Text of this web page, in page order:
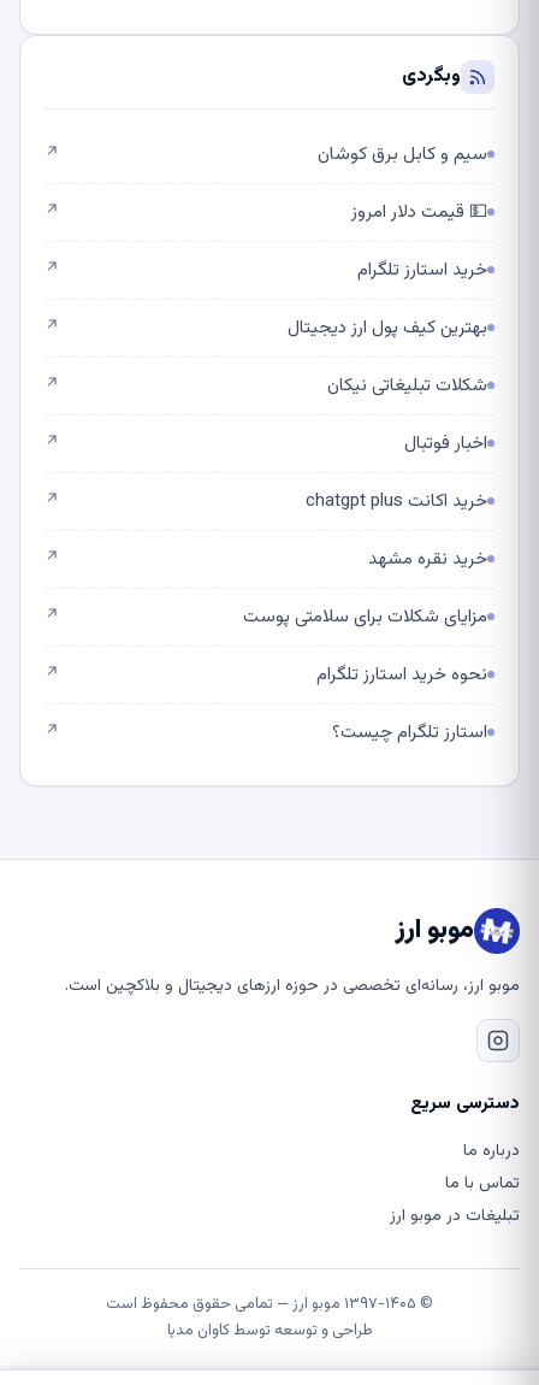
وبگردی
سیم و کابل برق کوشان ↗
💵 قیمت دلار امروز ↗
خرید استارز تلگرام ↗
بهترین کیف پول ارز دیجیتال ↗
شکلات تبلیغاتی نیکان ↗
اخبار فوتبال ↗
خرید اکانت chatgpt plus ↗
خرید نقره مشهد ↗
مزایای شکلات برای سلامتی پوست ↗
نحوه خرید استارز تلگرام ↗
استارز تلگرام چیست؟ ↗
موبو ارز
موبو ارز، رسانه‌ای تخصصی در حوزه ارزهای دیجیتال و بلاکچین است.
دسترسی سریع
درباره ما
تماس با ما
تبلیغات در موبو ارز
© ۱۳۹۷-۱۴۰۵ موبو ارز — تمامی حقوق محفوظ است
طراحی و توسعه توسطکاوان مدیا